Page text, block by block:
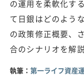
の運用を柔軟化す
て日銀はどのよう
の政策修正概要、
合のシナリオを解説
執筆： 第一ライフ資産